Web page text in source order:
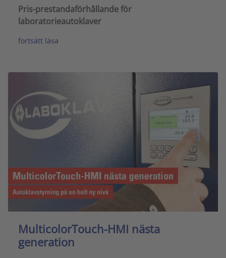
Pris-prestandaförhållande för
laboratorieautoklaver
fortsätt läsa
MulticolorTouch-HMI nästa
generation